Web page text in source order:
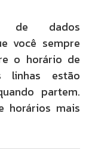
de dados
você sempre
o horário de
linhas estão
partem.
horários mais